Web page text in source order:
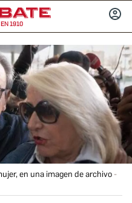
1910
en una imagen de archivo